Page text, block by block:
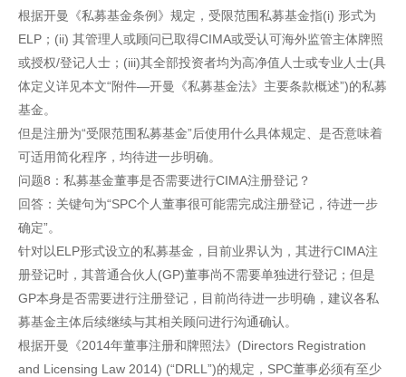
根据开曼《私募基金条例》规定，受限范围私募基金指(i) 形式为
ELP；(ii) 其管理人或顾问已取得CIMA或受认可海外监管主体牌照
或授权/登记人士；(iii)其全部投资者均为高净值人士或专业人士(具
体定义详见本文“附件—开曼《私募基金法》主要条款概述”)的私募
基金。
但是注册为“受限范围私募基金”后使用什么具体规定、是否意味着
可适用简化程序，均待进一步明确。
问题8：私募基金董事是否需要进行CIMA注册登记？
回答：关键句为“SPC个人董事很可能需完成注册登记，待进一步
确定”。
针对以ELP形式设立的私募基金，目前业界认为，其进行CIMA注
册登记时，其普通合伙人(GP)董事尚不需要单独进行登记；但是
GP本身是否需要进行注册登记，目前尚待进一步明确，建议各私
募基金主体后续继续与其相关顾问进行沟通确认。
根据开曼《2014年董事注册和牌照法》(Directors Registration
and Licensing Law 2014) (“DRLL”)的规定，SPC董事必须有至少